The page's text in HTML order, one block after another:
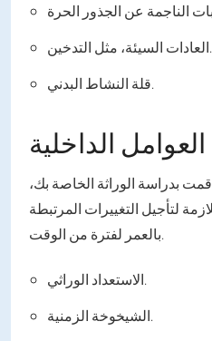
العادات السيئة، مثل التدخين.
قلة النشاط البدني.
العوامل الداخلية
قمت بدراسة الوراثة الخاصة بك،
لتأجيل التغييرات المرتبطة
بالعمر لفترة من الوقت.
الاستعداد الوراثي.
الشيخوخة الزمنية.